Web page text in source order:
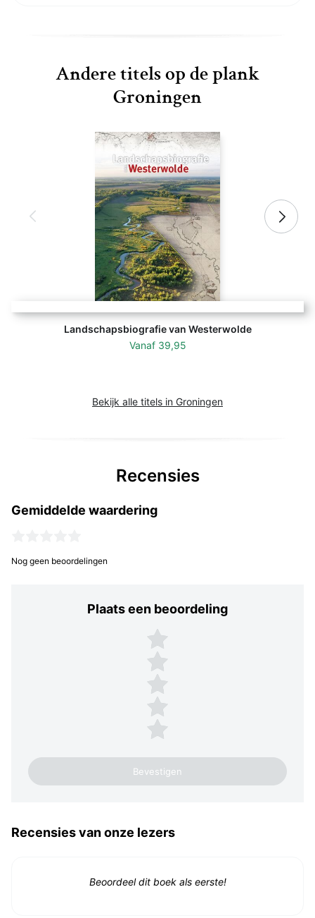
Andere titels op de plank
Groningen
Landschapsbiografie van Westerwolde
Vanaf 39,95
Bekijk alle titels in Groningen
Recensies
Gemiddelde waardering
Nog geen beoordelingen
Plaats een beoordeling
Plaats een beoordeling
5 sterren
4 sterren
3 sterren
2 sterren
1 ster
Recensies van onze lezers
Beoordeel dit boek als eerste!